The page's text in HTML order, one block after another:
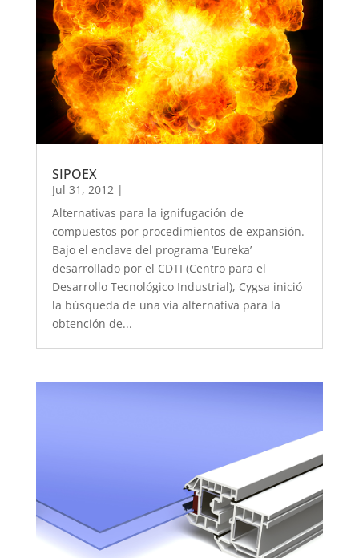
SIPOEX
Jul 31, 2012|
Alternativas para la ignifugación de
compuestos por procedimientos de expansión.
Bajo el enclave del programa ‘Eureka’
desarrollado por el CDTI (Centro para el
Desarrollo Tecnológico Industrial), Cygsa inició
la búsqueda de una vía alternativa para la
obtención de...